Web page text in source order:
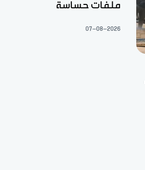
ملفات حساسة
07-08-2026